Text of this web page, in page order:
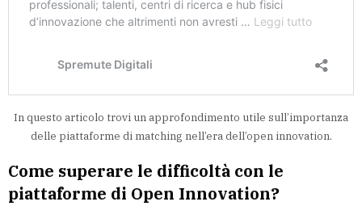
In questo articolo trovi un approfondimento utile sull’importanza
delle piattaforme di matching nell’era dell’open innovation.
Come superare le difficoltà con le
piattaforme di Open Innovation?